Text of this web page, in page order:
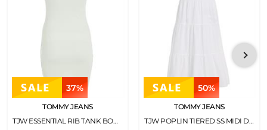
37%
TOMMY JEANS
TJW ESSENTIAL RIB TANK BODYCON MINTY
50%
TOMMY JEANS
TJW POPLIN TIERED SS MIDI DRESS WHITE